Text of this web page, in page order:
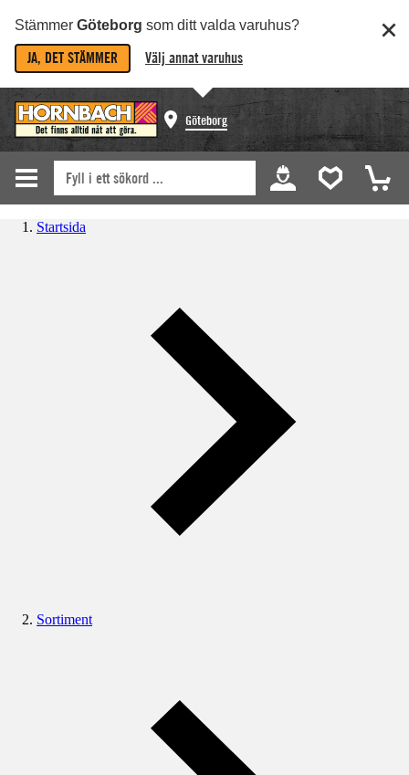
Stämmer Göteborg som ditt valda varuhus?
JA, DET STÄMMER Välj annat varuhus
Göteborg
Startsida
Sortiment